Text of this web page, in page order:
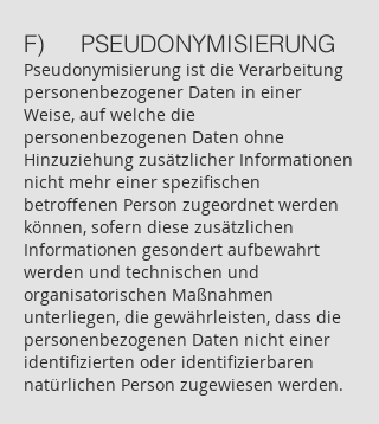
F) PSEUDONYMISIERUNG
Pseudonymisierung ist die Verarbeitung
personenbezogener Daten in einer
Weise, auf welche die
personenbezogenen Daten ohne
Hinzuziehung zusätzlicher Informationen
nicht mehr einer spezifischen
betroffenen Person zugeordnet werden
können, sofern diese zusätzlichen
Informationen gesondert aufbewahrt
werden und technischen und
organisatorischen Maßnahmen
unterliegen, die gewährleisten, dass die
personenbezogenen Daten nicht einer
identifizierten oder identifizierbaren
natürlichen Person zugewiesen werden.